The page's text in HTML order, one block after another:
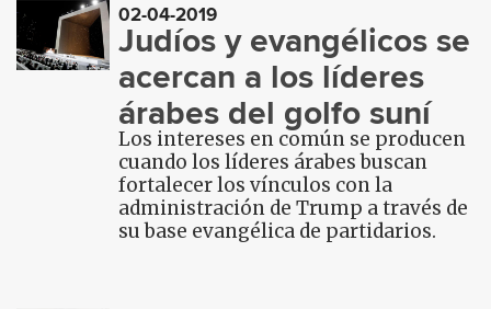
02-04-2019
Judíos y evangélicos se
acercan a los líderes
árabes del golfo suní
Los intereses en común se producen
cuando los líderes árabes buscan
fortalecer los vínculos con la
administración de Trump a través de
su base evangélica de partidarios.